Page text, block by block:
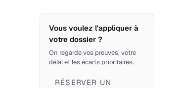
Vous voulez l'appliquer à
votre dossier ?
On regarde vos preuves, votre
délai et les écarts prioritaires.
RÉSERVER UN